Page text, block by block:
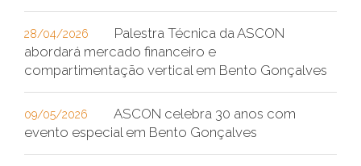
28/04/2026
Palestra Técnica da ASCON
abordará mercado financeiro e
compartimentação vertical em Bento Gonçalves
09/05/2026
ASCON celebra 30 anos com
evento especial em Bento Gonçalves